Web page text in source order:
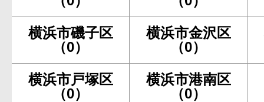
横浜市磯子区
（0）
横浜市金沢区
（0）
横浜市戸塚区
（0）
横浜市港南区
（0）